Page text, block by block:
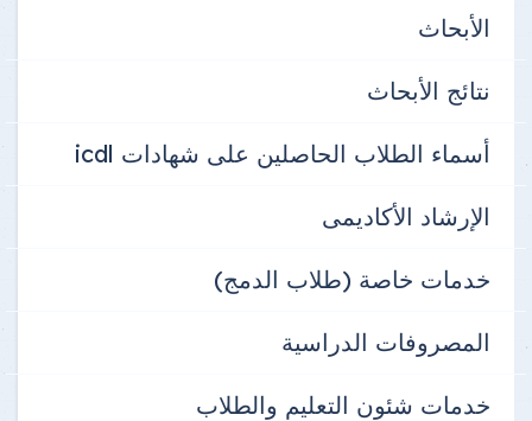
الأبحاث
نتائج الأبحاث
أسماء الطلاب الحاصلين على شهادات icdl
الإرشاد الأكاديمى
خدمات خاصة (طلاب الدمج)
المصروفات الدراسية
خدمات شئون التعليم والطلاب